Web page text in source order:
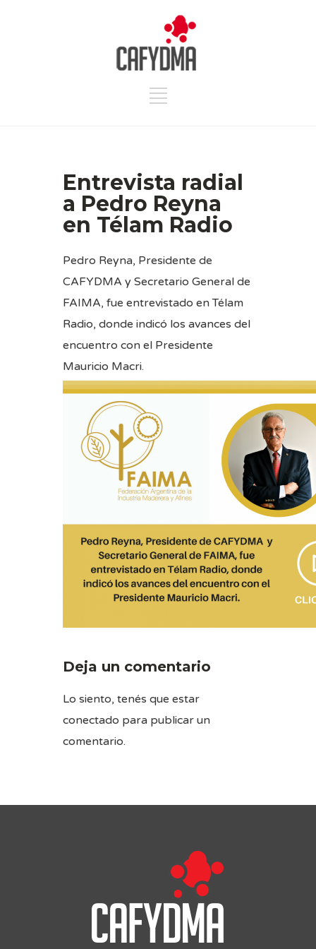
Entrevista radial
a Pedro Reyna
en Télam Radio
Pedro Reyna, Presidente de
CAFYDMA y Secretario General de
FAIMA, fue entrevistado en Télam
Radio, donde indicó los avances del
encuentro con el Presidente
Mauricio Macri.
Deja un comentario
Lo siento, tenés que estar
conectado para publicar un
comentario.